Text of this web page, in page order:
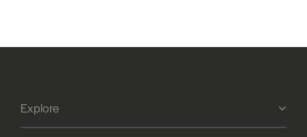
Explore